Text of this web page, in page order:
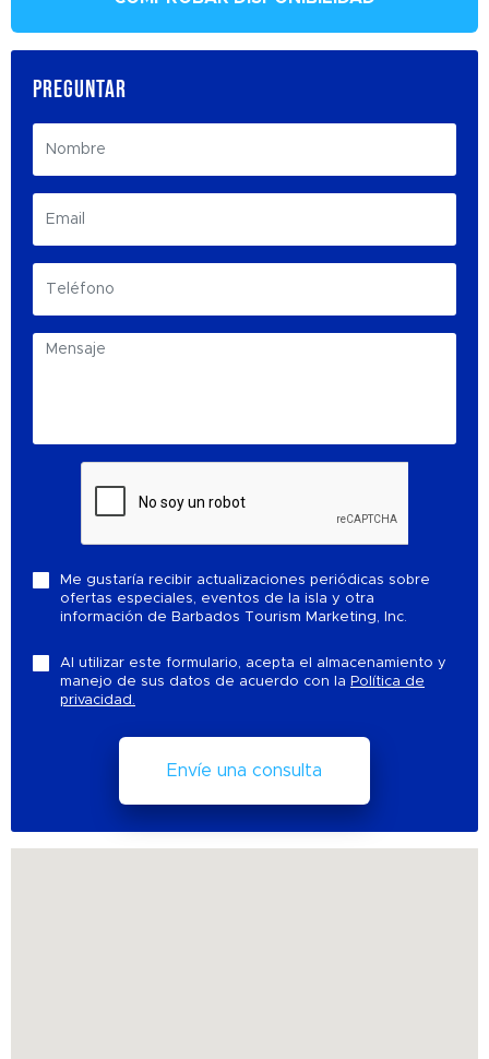
PREGUNTAR
Me gustaría recibir actualizaciones periódicas sobre
ofertas especiales, eventos de la isla y otra
información de Barbados Tourism Marketing, Inc.
Al utilizar este formulario, acepta el almacenamiento y
manejo de sus datos de acuerdo con la Política de
privacidad.